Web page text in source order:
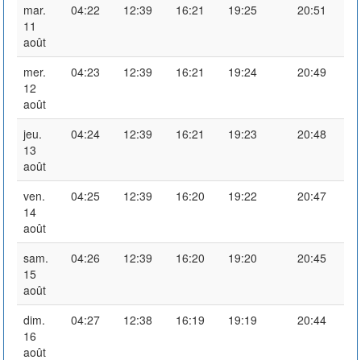
mar.
11
août
04:22 12:39 16:21 19:25 20:51
mer.
12
août
04:23 12:39 16:21 19:24 20:49
jeu.
13
août
04:24 12:39 16:21 19:23 20:48
ven.
14
août
04:25 12:39 16:20 19:22 20:47
sam.
15
août
04:26 12:39 16:20 19:20 20:45
dim.
16
août
04:27 12:38 16:19 19:19 20:44